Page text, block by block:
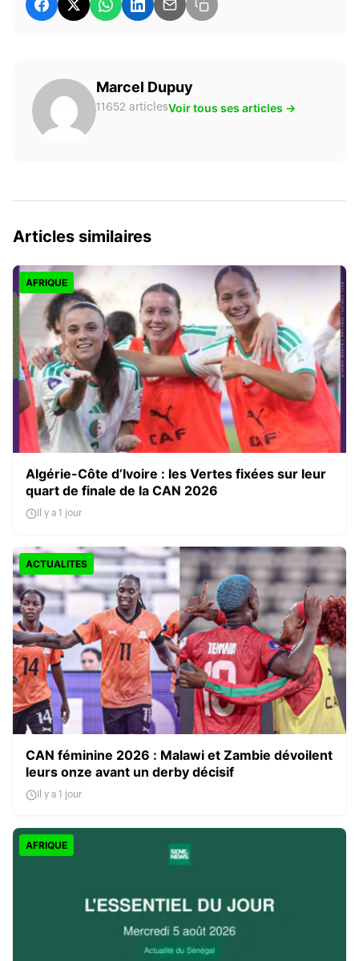
Marcel Dupuy
11652 articlesVoir tous ses articles →
Articles similaires
AFRIQUE
Algérie-Côte d’Ivoire : les Vertes fixées sur leur
quart de finale de la CAN 2026
Il y a 1 jour
ACTUALITES
CAN féminine 2026 : Malawi et Zambie dévoilent
leurs onze avant un derby décisif
Il y a 1 jour
AFRIQUE